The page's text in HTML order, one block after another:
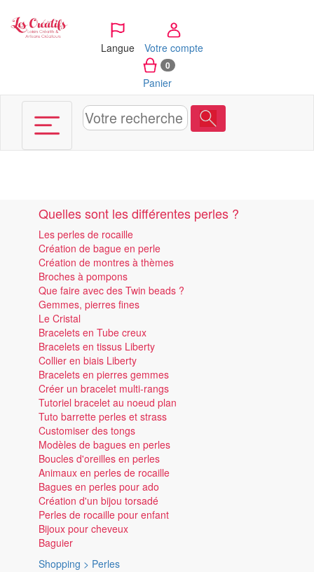
Langue Votre compte
0
Panier
Quelles sont les différentes perles ?
Les perles de rocaille
Création de bague en perle
Création de montres à thèmes
Broches à pompons
Que faire avec des Twin beads ?
Gemmes, pierres fines
Le Cristal
Bracelets en Tube creux
Bracelets en tissus Liberty
Collier en biais Liberty
Bracelets en pierres gemmes
Créer un bracelet multi-rangs
Tutoriel bracelet au noeud plan
Tuto barrette perles et strass
Customiser des tongs
Modèles de bagues en perles
Boucles d'oreilles en perles
Animaux en perles de rocaille
Bagues en perles pour ado
Création d'un bijou torsadé
Perles de rocaille pour enfant
Bijoux pour cheveux
Baguier
Shopping > Perles